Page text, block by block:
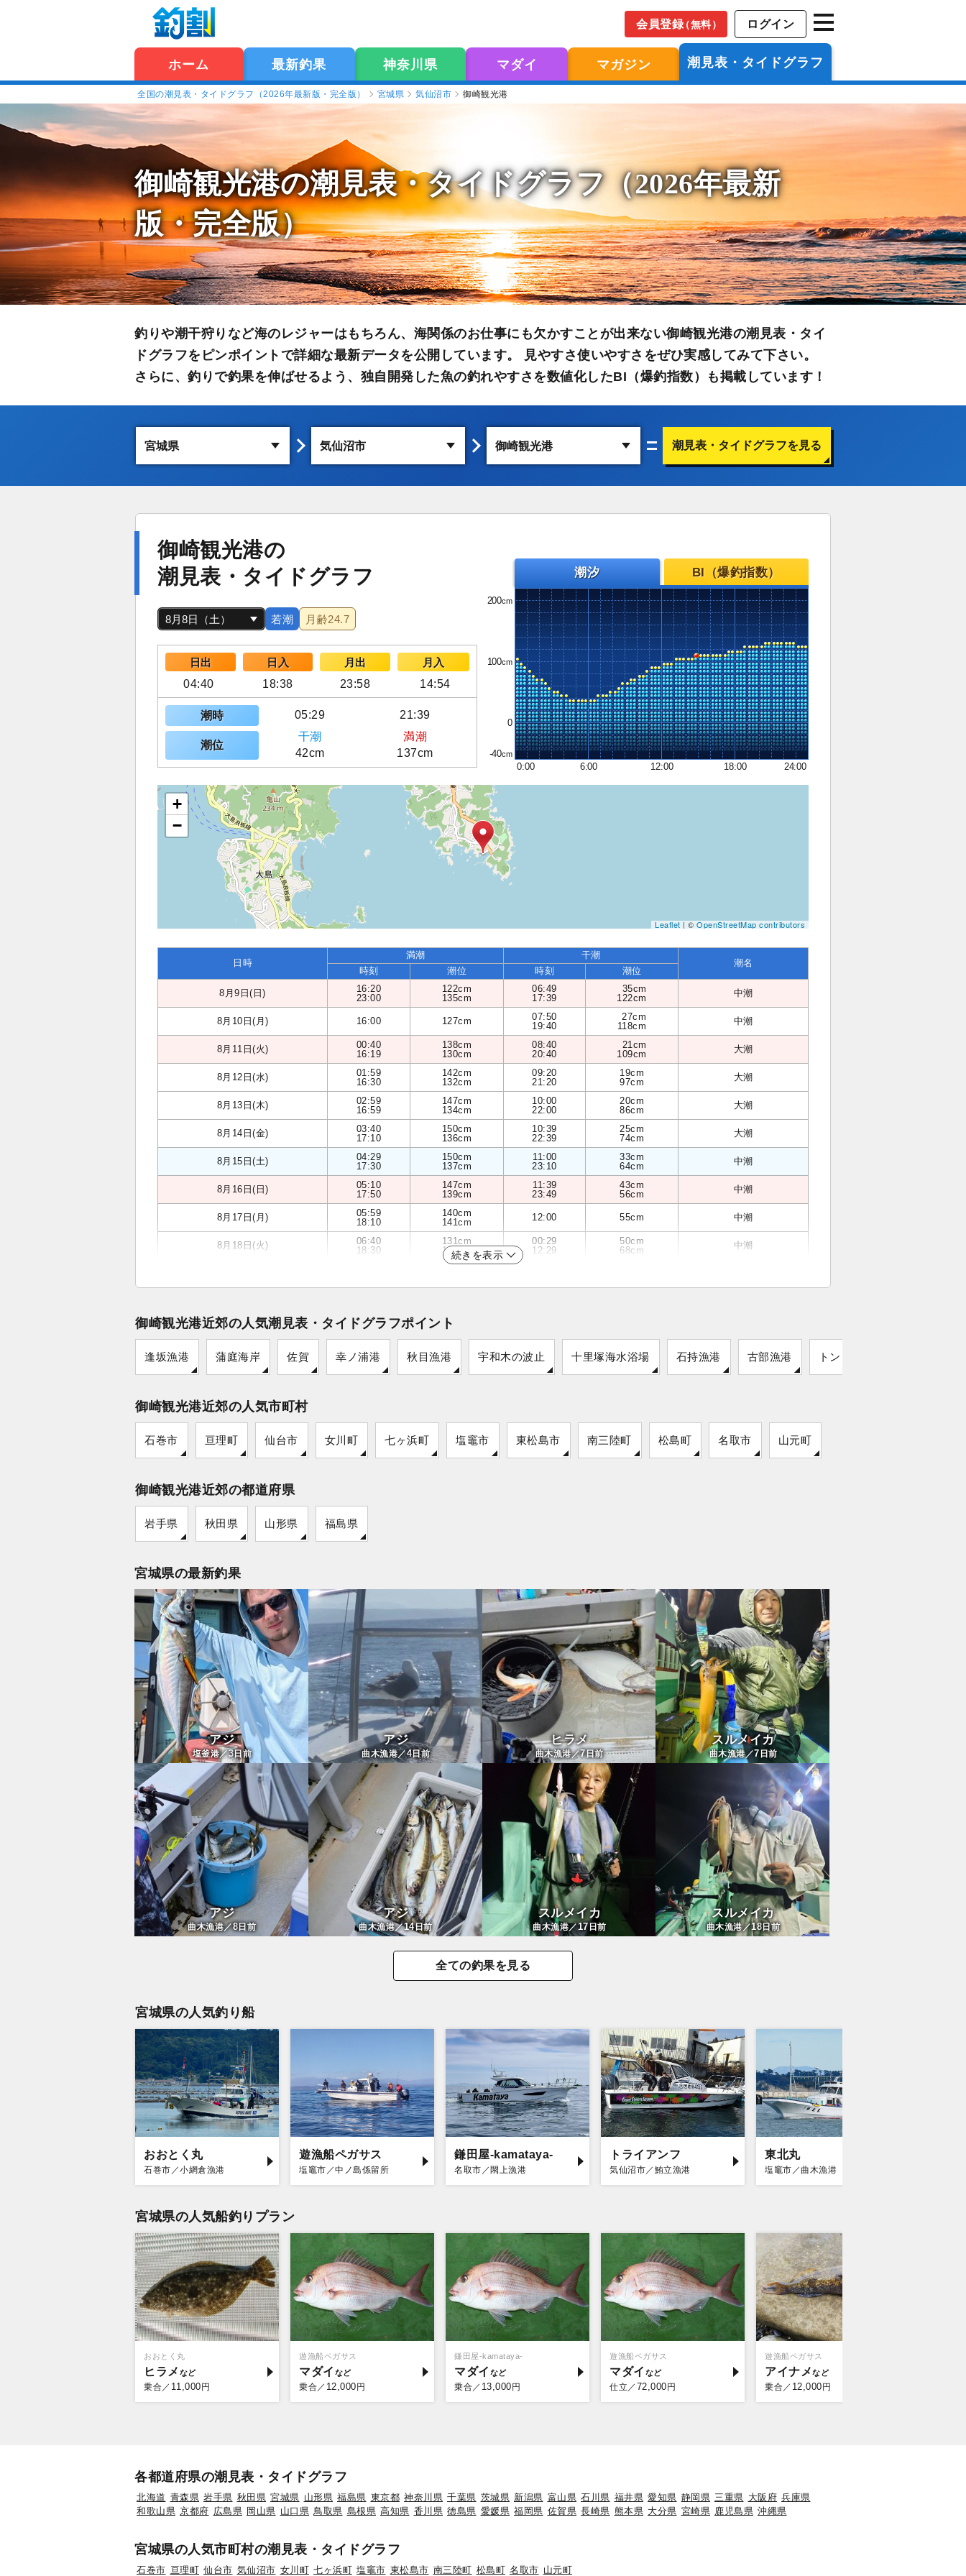
会員登録（無料） ログイン
ホーム 最新釣果 神奈川県 マダイ マガジン 潮見表・タイドグラフ
全国の潮見表・タイドグラフ（2026年最新版・完全版） 宮城県 気仙沼市 御崎観光港
御崎観光港の潮見表・タイドグラフ（2026年最新
版・完全版）
釣りや潮干狩りなど海のレジャーはもちろん、海関係のお仕事にも欠かすことが出来ない御崎観光港の潮見表・タイ
ドグラフをピンポイントで詳細な最新データを公開しています。 見やすさ使いやすさをぜひ実感してみて下さい。
さらに、釣りで釣果を伸ばせるよう、独自開発した魚の釣れやすさを数値化したBI（爆釣指数）も掲載しています！
潮見表・タイドグラフを見る
御崎観光港の
潮見表・タイドグラフ
若潮 月齢24.7
日出 日入 月出
月入
04:40
18:38 23:58 14:54
潮時 05:29 21:39
潮位
干潮
満潮
42cm
137cm
潮汐 BI（爆釣指数）
200
100
0
-40
0:00
6:00 12:00 18:00 24:00
+
−
Leaflet| ©OpenStreetMap contributors
日時
満潮 干潮
潮名
時刻 潮位 時刻 潮位
8月9日(日)
16:20
23:00
122cm
135cm
06:49
17:39
35cm
122cm
中潮
8月10日(月) 16:00 127cm
07:50
19:40
27cm
118cm
中潮
8月11日(火)
00:40
16:19
138cm
130cm
08:40
20:40
21cm
109cm
大潮
8月12日(水)
01:59
16:30
142cm
132cm
09:20
21:20
19cm
97cm
大潮
8月13日(木)
02:59
16:59
147cm
134cm
10:00
22:00
20cm
86cm
大潮
8月14日(金)
03:40
17:10
150cm
136cm
10:39
22:39
25cm
74cm
大潮
8月15日(土)
04:29
17:30
150cm
137cm
11:00
23:10
33cm
64cm
中潮
8月16日(日)
05:10
17:50
147cm
139cm
11:39
23:49
43cm
56cm
中潮
8月17日(月)
05:59
18:10
140cm
141cm
12:00 55cm 中潮
8月18日(火)
06:40
18:30
131cm
142cm
00:29
12:29
50cm
68cm
中潮
続きを表示
御崎観光港近郊の人気潮見表・タイドグラフポイント
逢坂漁港 蒲庭海岸 佐賀 幸ノ浦港 秋目漁港 宇和木の波止 十里塚海水浴場 石持漁港 古部漁港 トンビ磯堤防
御崎観光港近郊の人気市町村
石巻市 亘理町 仙台市 女川町 七ヶ浜町 塩竈市 東松島市 南三陸町 松島町 名取市 山元町
御崎観光港近郊の都道府県
岩手県 秋田県 山形県 福島県
宮城県の最新釣果
アジ
塩釜港／3日前
アジ
曲木漁港／4日前
ヒラメ
曲木漁港／7日前
スルメイカ
曲木漁港／7 日前
アジ
曲木漁港／8日前
アジ
曲木漁港／14日前
スルメイカ
曲木漁港／17日前
スルメイカ
曲木漁港／18日前
全ての釣果を見る
宮城県の人気釣り船
おおとく丸
石巻市／小網倉漁港
遊漁船ペガサス
塩竈市／中ノ島係留所
鎌田屋-kamataya-
名取市／閖上漁港
トライアンフ
気仙沼市／鮪立漁港
東北丸
塩竈市／曲木漁港
宮城県の人気船釣りプラン
おおとく丸
ヒラメ
乗合／ 11,000 円
遊漁船ペガサス
マダイ
乗合／ 12,000 円
鎌田屋-kamataya-
マダイ
乗合／ 13,000 円
遊漁船ペガサス
マダイ
仕立／ 72,000 円
遊漁船ペガサス
アイナメ
乗合／ 12,000 円
各都道府県の潮見表・タイドグラフ
北海道 青森県 岩手県 秋田県 宮城県 山形県 福島県 東京都 神奈川県 千葉県 茨城県 新潟県 富山県 石川県 福井県 愛知県 静岡県 三重県 大阪府 兵庫県
和歌山県 京都府 広島県 岡山県 山口県 鳥取県 島根県 高知県 香川県 徳島県 愛媛県 福岡県 佐賀県 長崎県 熊本県 大分県 宮崎県 鹿児島県 沖縄県
宮城県の人気市町村の潮見表・タイドグラフ
石巻市 亘理町 仙台市 気仙沼市 女川町 七ヶ浜町 塩竈市 東松島市 南三陸町 松島町 名取市 山元町